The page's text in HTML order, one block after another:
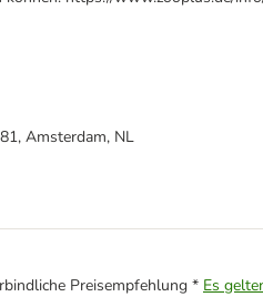
Amsterdam, NL
Preisempfehlung * Es